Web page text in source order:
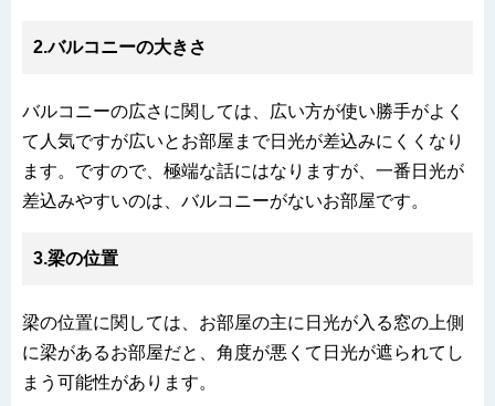
2.バルコニーの大きさ
バルコニーの広さに関しては、広い方が使い勝手がよく
て人気ですが広いとお部屋まで日光が差込みにくくなり
ます。ですので、極端な話にはなりますが、一番日光が
差込みやすいのは、バルコニーがないお部屋です。
3.梁の位置
梁の位置に関しては、お部屋の主に日光が入る窓の上側
に梁があるお部屋だと、角度が悪くて日光が遮られてし
まう可能性があります。